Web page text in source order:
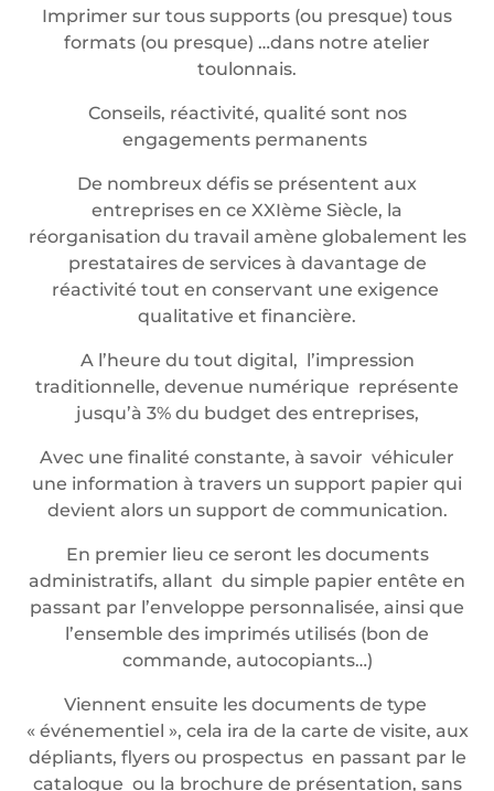
Imprimer sur tous supports (ou presque) tous
formats (ou presque) …dans notre atelier
toulonnais.
Conseils, réactivité, qualité sont nos
engagements permanents
De nombreux défis se présentent aux
entreprises en ce XXIème Siècle, la
réorganisation du travail amène globalement les
prestataires de services à davantage de
réactivité tout en conservant une exigence
qualitative et financière.
A l’heure du tout digital, l’impression
traditionnelle, devenue numérique représente
jusqu’à 3% du budget des entreprises,
Avec une finalité constante, à savoir véhiculer
une information à travers un support papier qui
devient alors un support de communication.
En premier lieu ce seront les documents
administratifs, allant du simple papier entête en
passant par l’enveloppe personnalisée, ainsi que
l’ensemble des imprimés utilisés (bon de
commande, autocopiants…)
Viennent ensuite les documents de type
« événementiel », cela ira de la carte de visite, aux
dépliants, flyers ou prospectus en passant par le
catalogue ou la brochure de présentation, sans